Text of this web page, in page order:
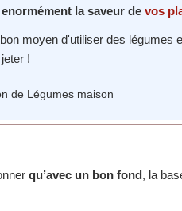
la saveur de vos
moyen d'utiliser des légumes
!
qu’avec un bon fond, la